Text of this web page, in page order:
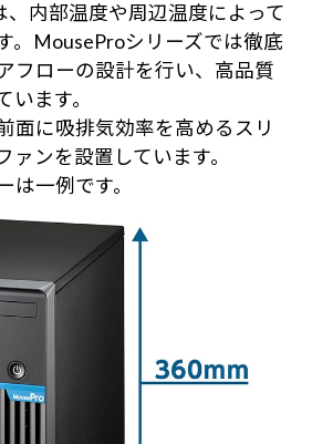
、内部温度や周辺温度によって
。MouseProシリーズでは徹底
フローの設計を行い、高品質
ます。
面に吸排気効率を高めるスリ
ァンを設置しています。
一例です。